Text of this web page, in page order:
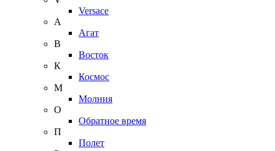
Versace
А
Агат
В
Восток
К
Космос
М
Молния
О
Обратное время
П
Полет